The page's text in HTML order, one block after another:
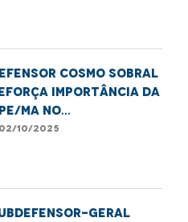
Cosmo Sobral
importância da
MA no
à
10/2025
geral